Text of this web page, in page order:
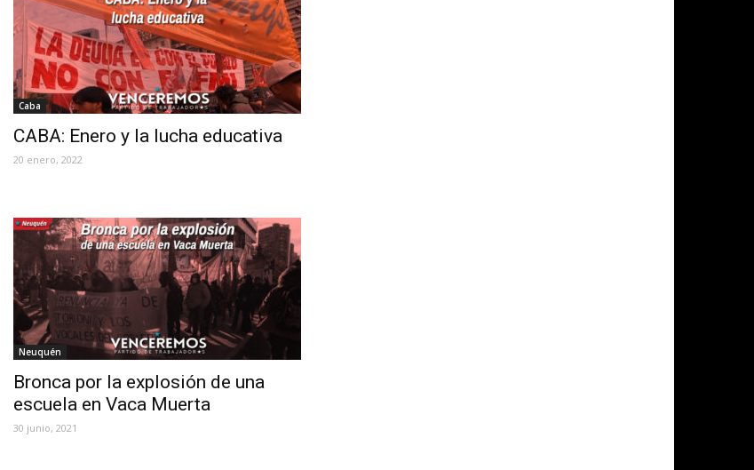
Caba
CABA: Enero y la lucha educativa
20 enero, 2022
Neuquén
Bronca por la explosión de una
escuela en Vaca Muerta
30 junio, 2021